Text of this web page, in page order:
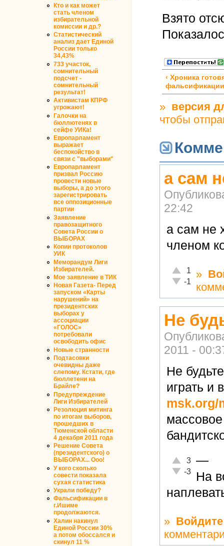
Кто и как может
стать членом
избирательной
комиссии и др.?
Статистический
анализ дает Единой
России только
34,43%
733 участок,
сомнительный
подсчет -
сомнительный
результат!
Активистам КПРФ
угрожают!
Галочки на
бюллютенях в
сейфе УИКа!
Европарламент
выражает
беспокойство в
связи с "выборами"
Европарламент
призвал Россию
провести новые
выборы, а до этого
зарегистрировать
все оппозиционные
партии
Заявление
правозащитного
Совета России о
ВЫБОРАХ
Копии протоколов
УИК
Меморандум Лиги
Избирателей.
Мое заявление в ТИК
Новая Газета- Перед
запуском «Карты
нарушений» на
президентских
выборах у
ассоциации
«ГОЛОС»
потребовали
освободить офис
Новые странности
Подтасовки
очевидны даже
слепому. Кстати, где
бюллетени на
Брайле?
Предупреждение
Лиги Избирателей
Резолюция митинга
по итогам выборов,
прошедших в
Тюменской области
4 декабря 2011 года
Решение Совета
(президентского) о
ВЫБОРАХ... Ооо!
У кого сколько
совести показала
сухая статистика
Украли победу?
Фальсификации в
г.Ишиме
продолжаются.
Халин накинул
Единой России 30%
а потом обоссался и
скинул 11 %
Взято
‹ Хроника
фальсификации
» версия
чтобы
а сам
22:42
а сам не
членом
Отлично!
1
Неадекватно!
-1
»
Не
2011 -
Не
играть и
msk.org/
Отлично!
3
Неадекватно!
-3
—
На
» Войдите